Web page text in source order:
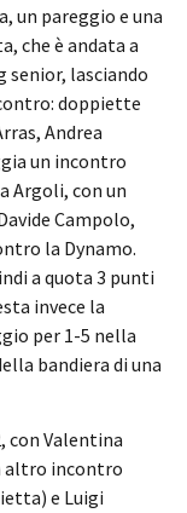
un pareggio e una
che è andata a
senior, lasciando
doppiette
Andrea
un incontro
Argoli, con un
Campolo,
la Dynamo.
a quota 3 punti
invece la
per 1-5 nella
bandiera di una
con Valentina
altro incontro
e Luigi